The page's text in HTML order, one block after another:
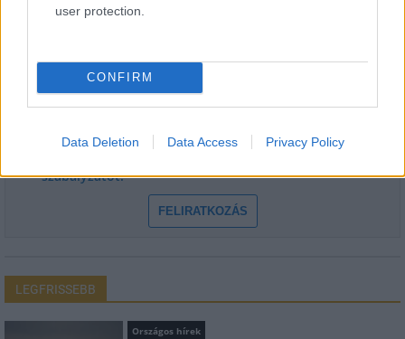
user protection.
CONFIRM
Data Deletion Data Access Privacy Policy
E-mail cím
szabályzatot!
FELIRATKOZÁS
LEGFRISSEBB
Országos hírek